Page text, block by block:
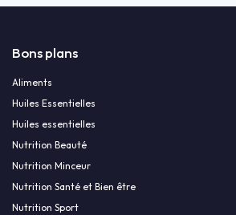
Bons plans
Aliments
Huiles Essentielles
Huiles essentielles
Nutrition Beauté
Nutrition Minceur
Nutrition Santé et Bien être
Nutrition Sport